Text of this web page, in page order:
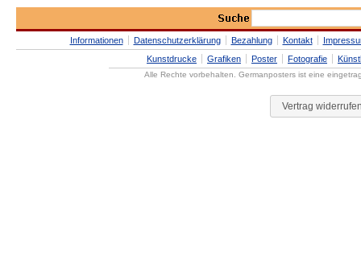
Informationen Datenschutzerklärung Bezahlung Kontakt
Kunstdrucke
Grafiken Poster Fotografie
Alle Rechte vorbehalten. Germanposters ist eine
Vertrag